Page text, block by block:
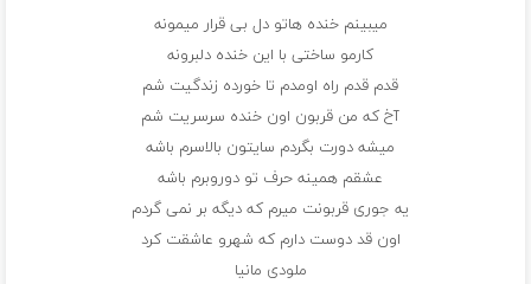
میبینم خنده هاتو دل بی قرار میمونه
کارمو ساختی با این خنده دلبرونه
قدم قدم راه اومدم تا خورده زندگیت شم
آخ که من قربون اون خنده سرسریت شم
میشه دورت بگردم سایتون بالاسرم باشه
عشقم همینه حرف تو دوروبرم باشه
یه جوری قربونت میرم که دیگه بر نمی گردم
اون قد دوست دارم که شهرو عاشقت کرد
ملودی مانیا